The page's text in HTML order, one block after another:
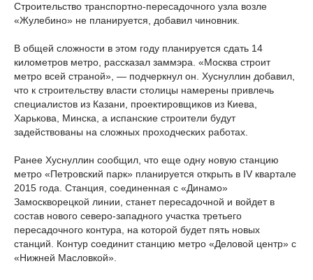
Строительство транспортно-пересадочного узла возле
«Жулебино» не планируется, добавил чиновник.
В общей сложности в этом году планируется сдать 14
километров метро, рассказал заммэра. «Москва строит
метро всей страной», — подчеркнул он. Хуснуллин добавил,
что к строительству власти столицы намерены привлечь
специалистов из Казани, проектировщиков из Киева,
Харькова, Минска, а испанские строители будут
задействованы на сложных проходческих работах.
Ранее Хуснуллин сообщил, что еще одну новую станцию
метро «Петровский парк» планируется открыть в IV квартале
2015 года. Станция, соединенная с «Динамо»
Замоскворецкой линии, станет пересадочной и войдет в
состав нового северо-западного участка третьего
пересадочного контура, на которой будет пять новых
станций. Контур соединит станцию метро «Деловой центр» с
«Нижней Масловкой».